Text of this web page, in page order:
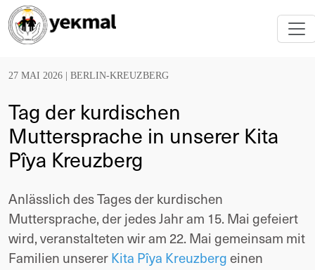
27 MAI 2026 | BERLIN-KREUZBERG
Tag der kurdischen
Muttersprache in unserer Kita
Pîya Kreuzberg
Anlässlich des Tages der kurdischen
Muttersprache, der jedes Jahr am 15. Mai gefeiert
wird, veranstalteten wir am 22. Mai gemeinsam mit
Familien unserer Kita Pîya Kreuzberg einen